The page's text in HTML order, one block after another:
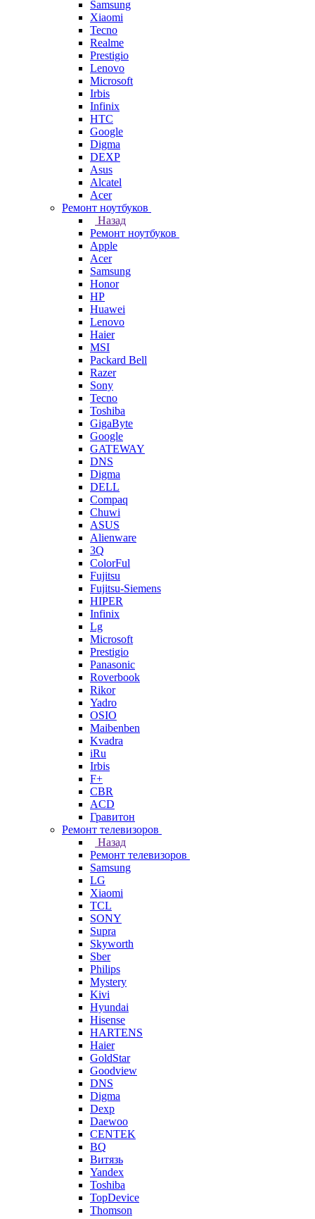
Samsung
Xiaomi
Tecno
Realme
Prestigio
Lenovo
Microsoft
Irbis
Infinix
HTC
Google
Digma
DEXP
Asus
Alcatel
Acer
Ремонт ноутбуков
Назад
Ремонт ноутбуков
Apple
Acer
Samsung
Honor
HP
Huawei
Lenovo
Haier
MSI
Packard Bell
Razer
Sony
Tecno
Toshiba
GigaByte
Google
GATEWAY
DNS
Digma
DELL
Compaq
Chuwi
ASUS
Alienware
3Q
ColorFul
Fujitsu
Fujitsu-Siemens
HIPER
Infinix
Lg
Microsoft
Prestigio
Panasonic
Roverbook
Rikor
Yadro
OSIO
Maibenben
Kvadra
iRu
Irbis
F+
CBR
ACD
Гравитон
Ремонт телевизоров
Назад
Ремонт телевизоров
Samsung
LG
Xiaomi
TCL
SONY
Supra
Skyworth
Sber
Philips
Mystery
Kivi
Hyundai
Hisense
HARTENS
Haier
GoldStar
Goodview
DNS
Digma
Dexp
Daewoo
CENTEK
BQ
Витязь
Yandex
Toshiba
TopDevice
Thomson